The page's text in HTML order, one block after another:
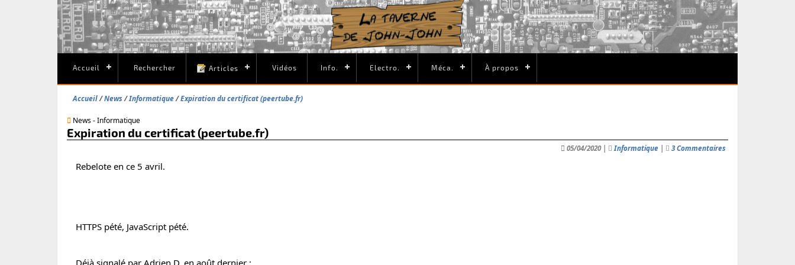
Accueil Rechercher Articles Vidéos Info. Electro. Méca. À propos
Accueil News Informatique Expiration du certificat (peertube.fr)
News - Informatique
Expiration du certificat (peertube.fr)
05/04/2020 | Informatique | 3 Commentaires
Rebelote en ce 5 avril.
HTTPS pété, JavaScript pété.
Déjà signalé par Adrien D. en août dernier :